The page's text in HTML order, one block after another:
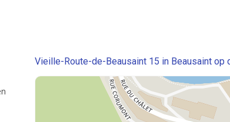
Vieille-Route-de-Beausaint 15 in Beausaint op